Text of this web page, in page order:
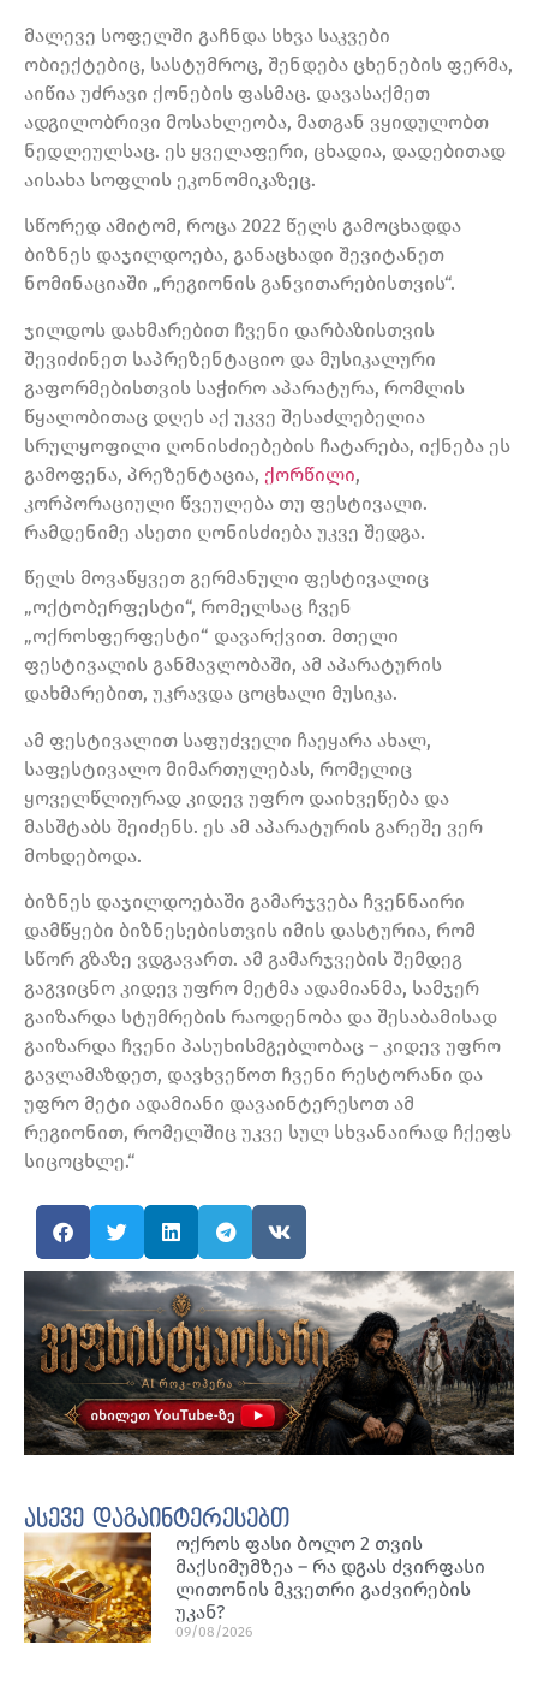
მალევე სოფელში გაჩნდა სხვა საკვები
ობიექტებიც, სასტუმროც, შენდება ცხენების ფერმა,
აიწია უძრავი ქონების ფასმაც. დავასაქმეთ
ადგილობრივი მოსახლეობა, მათგან ვყიდულობთ
ნედლეულსაც. ეს ყველაფერი, ცხადია, დადებითად
აისახა სოფლის ეკონომიკაზეც.
სწორედ ამიტომ, როცა 2022 წელს გამოცხადდა
ბიზნეს დაჯილდოება, განაცხადი შევიტანეთ
ნომინაციაში „რეგიონის განვითარებისთვის“.
ჯილდოს დახმარებით ჩვენი დარბაზისთვის
შევიძინეთ საპრეზენტაციო და მუსიკალური
გაფორმებისთვის საჭირო აპარატურა, რომლის
წყალობითაც დღეს აქ უკვე შესაძლებელია
სრულყოფილი ღონისძიებების ჩატარება, იქნება ეს
გამოფენა, პრეზენტაცია, ქორწილი,
კორპორაციული წვეულება თუ ფესტივალი.
რამდენიმე ასეთი ღონისძიება უკვე შედგა.
წელს მოვაწყვეთ გერმანული ფესტივალიც
„ოქტობერფესტი“, რომელსაც ჩვენ
„ოქროსფერფესტი“ დავარქვით. მთელი
ფესტივალის განმავლობაში, ამ აპარატურის
დახმარებით, უკრავდა ცოცხალი მუსიკა.
ამ ფესტივალით საფუძველი ჩაეყარა ახალ,
საფესტივალო მიმართულებას, რომელიც
ყოველწლიურად კიდევ უფრო დაიხვეწება და
მასშტაბს შეიძენს. ეს ამ აპარატურის გარეშე ვერ
მოხდებოდა.
ბიზნეს დაჯილდოებაში გამარჯვება ჩვენნაირი
დამწყები ბიზნესებისთვის იმის დასტურია, რომ
სწორ გზაზე ვდგავართ. ამ გამარჯვების შემდეგ
გაგვიცნო კიდევ უფრო მეტმა ადამიანმა, სამჯერ
გაიზარდა სტუმრების რაოდენობა და შესაბამისად
გაიზარდა ჩვენი პასუხისმგებლობაც – კიდევ უფრო
გავლამაზდეთ, დავხვეწოთ ჩვენი რესტორანი და
უფრო მეტი ადამიანი დავაინტერესოთ ამ
რეგიონით, რომელშიც უკვე სულ სხვანაირად ჩქეფს
სიცოცხლე.“
ასევე დაგაინტერესებთ
ოქროს ფასი ბოლო 2 თვის
მაქსიმუმზეა – რა დგას ძვირფასი
ლითონის მკვეთრი გაძვირების
უკან?
09/08/2026